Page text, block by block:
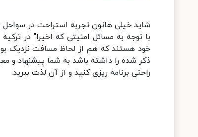
شاید خیلی هاتون تجربه استراحت در سواحل
با توجه به مسائل امنیتی که اخیرا" در
خود هستند که هم از لحاظ مسافت نزدیک
ذکر شده را داشته باشد به شما پیشنهاد و
راحتی برنامه ریزی کنید و از آن لذت ببرید.